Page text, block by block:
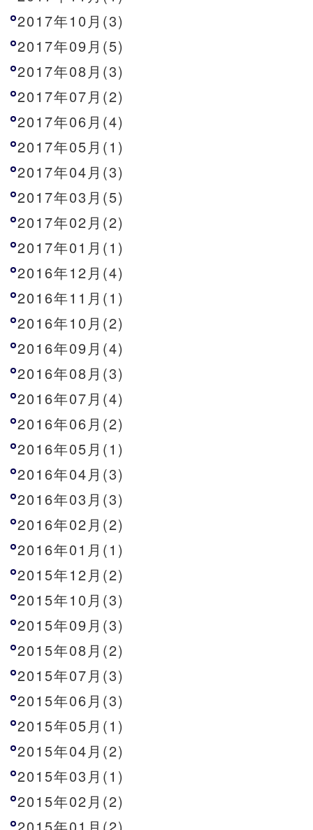
2017年10月(3)
2017年09月(5)
2017年08月(3)
2017年07月(2)
2017年06月(4)
2017年05月(1)
2017年04月(3)
2017年03月(5)
2017年02月(2)
2017年01月(1)
2016年12月(4)
2016年11月(1)
2016年10月(2)
2016年09月(4)
2016年08月(3)
2016年07月(4)
2016年06月(2)
2016年05月(1)
2016年04月(3)
2016年03月(3)
2016年02月(2)
2016年01月(1)
2015年12月(2)
2015年10月(3)
2015年09月(3)
2015年08月(2)
2015年07月(3)
2015年06月(3)
2015年05月(1)
2015年04月(2)
2015年03月(1)
2015年02月(2)